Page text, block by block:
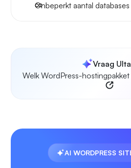
Onbeperkt aantal databases
Vraag
Welk WordPress-
AI WORDPRESS